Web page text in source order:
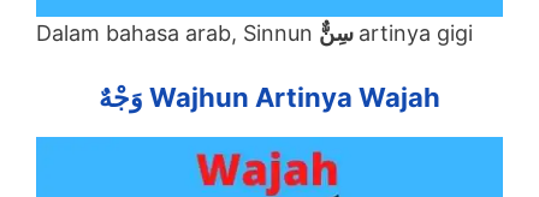
Dalam bahasa arab, Sinnun artinya gigi
وَجْهٌ Wajhun Artinya Wajah